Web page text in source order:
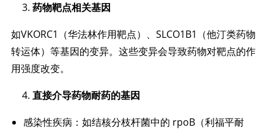
药物靶点相关基因
如VKORC1（华法林作用靶点）、SLCO1B1（他汀类药物
转运体）等基因的变异。这些变异会导致药物对靶点的作
用强度改变。
直接介导药物耐药的基因
感染性疾病：如结核分枝杆菌中的 rpoB（利福平耐